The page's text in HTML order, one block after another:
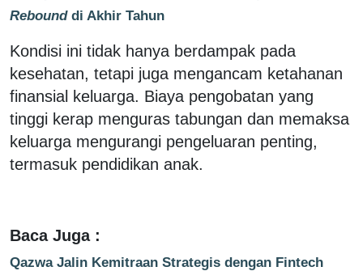
Rebounddi Akhir Tahun
Kondisi ini tidak hanya berdampak pada
kesehatan, tetapi juga mengancam ketahanan
finansial keluarga. Biaya pengobatan yang
tinggi kerap menguras tabungan dan memaksa
keluarga mengurangi pengeluaran penting,
termasuk pendidikan anak.
Baca Juga :
Qazwa Jalin Kemitraan Strategis dengan Fintech